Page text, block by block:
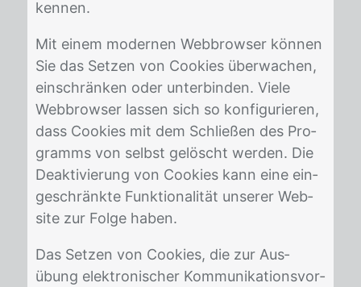
ken­nen.
Mit ei­nem mo­der­nen Web­brow­ser kön­nen
Sie das Set­zen von Coo­kies über­wa­chen,
ein­schrän­ken oder un­ter­bin­den. Vie­le
Web­brow­ser las­sen sich so kon­fi­gu­rie­ren,
dass Coo­kies mit dem Schlie­ßen des Pro­
gramms von selbst ge­löscht wer­den. Die
De­ak­ti­vie­rung von Coo­kies kann eine ein­
ge­schränk­te Funk­tio­na­li­tät un­se­rer Web­
site zur Fol­ge ha­ben.
Das Set­zen von Coo­kies, die zur Aus­
übung elek­tro­ni­scher Kom­mu­ni­ka­ti­ons­vor­